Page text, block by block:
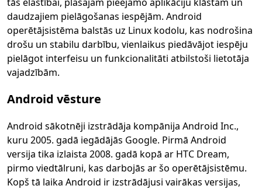
daudzajiem pielāgošanas iespējām. Android
operētājsistēma balstās uz Linux kodolu, kas nodrošina
drošu un stabilu darbību, vienlaikus piedāvājot iespēju
pielāgot interfeisu un funkcionalitāti atbilstoši lietotāja
vajadzībām.
Android vēsture
Android sākotnēji izstrādāja kompānija Android Inc.,
kuru 2005. gadā iegādājās Google. Pirmā Android
versija tika izlaista 2008. gadā kopā ar HTC Dream,
pirmo viedtālruni, kas darbojās ar šo operētājsistēmu.
Kopš tā laika Android ir izstrādājusi vairākas versijas,